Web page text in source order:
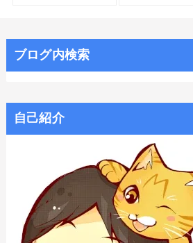
ブログ内検索
自己紹介